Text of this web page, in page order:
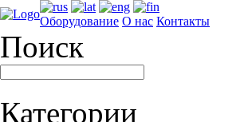
Оборудование О нас Контакты
Поиск
Категории